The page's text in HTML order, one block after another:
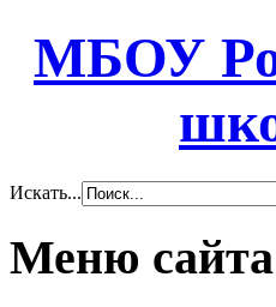
МБОУ
Искать...
Меню сайта